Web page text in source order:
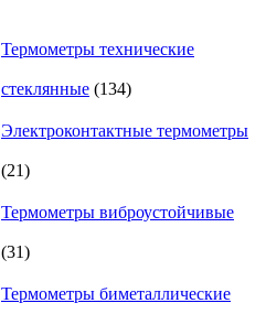
Термометры технические
стеклянные 134134
Электроконтактные термометры
2121
Термометры виброустойчивые
3131
Термометры биметаллические